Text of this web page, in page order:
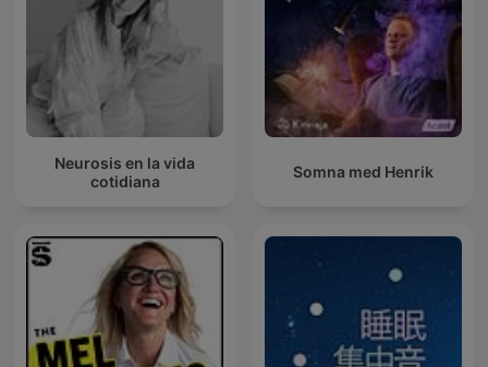
Neurosis en la vida
cotidiana
Somna med Henrik